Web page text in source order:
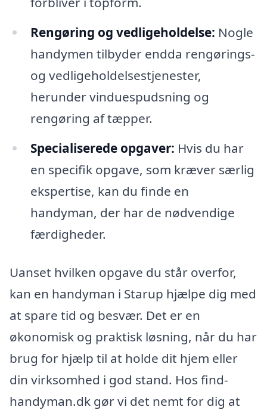
Rengøring og vedligeholdelse: Nogle
handymen tilbyder endda rengørings-
og vedligeholdelsestjenester,
herunder vinduespudsning og
rengøring af tæpper.
Specialiserede opgaver: Hvis du har
en specifik opgave, som kræver særlig
ekspertise, kan du finde en
handyman, der har de nødvendige
færdigheder.
Uanset hvilken opgave du står overfor,
kan en handyman i Starup hjælpe dig med
at spare tid og besvær. Det er en
økonomisk og praktisk løsning, når du har
brug for hjælp til at holde dit hjem eller
din virksomhed i god stand. Hos find-
handyman.dk gør vi det nemt for dig at